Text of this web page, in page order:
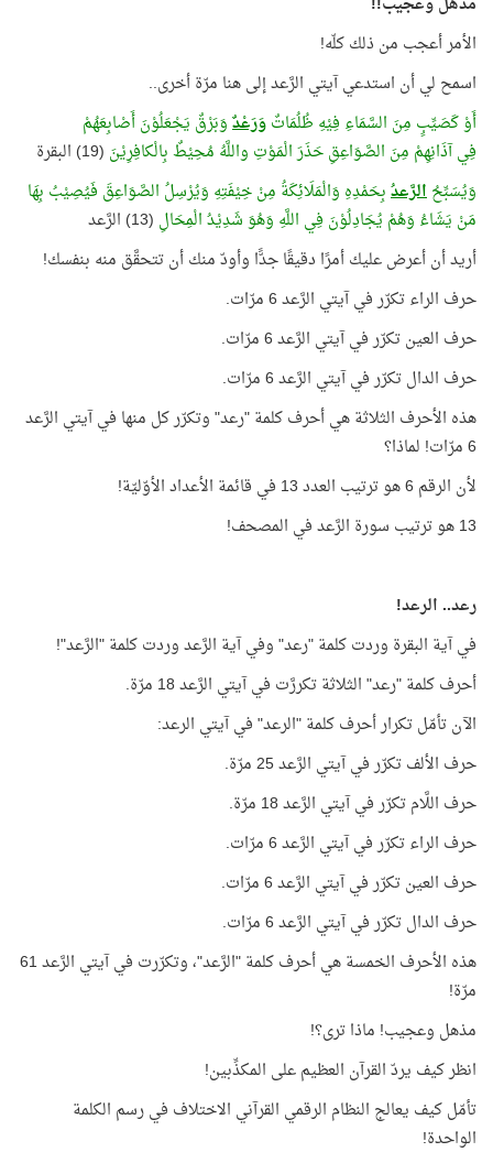
الأمر أعجب من ذلك كلّه!
اسمح لي أن استدعي آيتي الرَّعد إلى هنا مرّة أخرى..
أَوْ كَصَيِّبٍ مِنَ السَّمَاءِ فِيْهِ ظُلُمَاتٌوَرَعْدٌوَبَرْقٌ يَجْعَلُوْنَ أَصْابِعَهُمْ
فِي آذَانِهِمْ مِنَ الصَّوَاعِقِ حَذَرَ الْمَوْتِ واللَّهُ مُحِيْطٌ بِالْكافِرِيْنَ (19) البقرة
وَيُسَبِّحُالرَّعدُبِحَمْدِهِ وَالْمَلَائِكَةُ مِنْ خِيْفَتِهِ وَيُرْسِلُ الصَّوَاعِقَ فَيُصِيْبُ بِهَا
مَنْ يَشَاءُ وَهُمْ يُجَادِلُوْنَ فِي اللَّهِ وَهُوَ شَدِيْدُ الْمِحَالِ (13) الرَّعد
أريد أن أعرض عليك أمرًا دقيقًا جدًّا وأودّ منك أن تتحقَّق منه بنفسك!
حرف الراء تكرّر في آيتي الرَّعد 6 مرّات.
حرف العين تكرّر في آيتي الرَّعد 6 مرّات.
حرف الدال تكرّر في آيتي الرَّعد 6 مرّات.
هذه الأحرف الثلاثة هي أحرف كلمة "رعد" وتكرّر كل منها في آيتي الرَّعد
6 مرّات! لماذا؟
لأن الرقم 6 هو ترتيب العدد 13 في قائمة الأعداد الأوّليّة!
13 هو ترتيب سورة الرَّعد في المصحف!
رعد.. الرعد!
في آية البقرة وردت كلمة "رعد" وفي آية الرَّعد وردت كلمة "الرَّعد"!
أحرف كلمة "رعد" الثلاثة تكررَّت في آيتي الرَّعد 18 مرّة.
الآن تأمّل تكرار أحرف كلمة "الرعد" في آيتي الرعد:
حرف الألف تكرّر في آيتي الرَّعد 25 مرّة.
حرف اللَّام تكرّر في آيتي الرَّعد 18 مرّة.
حرف الراء تكرّر في آيتي الرَّعد 6 مرّات.
حرف العين تكرّر في آيتي الرَّعد 6 مرّات.
حرف الدال تكرّر في آيتي الرَّعد 6 مرّات.
هذه الأحرف الخمسة هي أحرف كلمة "الرَّعد"، وتكرّرت في آيتي الرَّعد 61
مرّة!
مذهل وعجيب! ماذا ترى؟!
انظر كيف يردّ القرآن العظيم على المكذِّبين!
تأمّل كيف يعالج النظام الرقمي القرآني الاختلاف في رسم الكلمة
الواحدة!